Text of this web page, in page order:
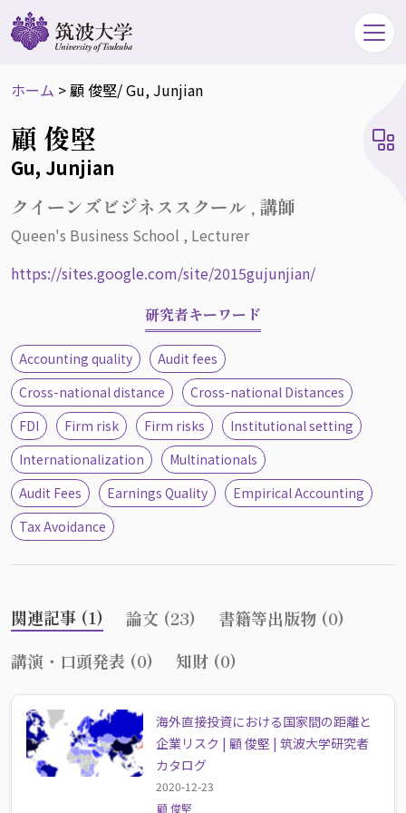
ホーム >顧 俊堅/ Gu, Junjian
顧 俊堅
Gu, Junjian
クイーンズビジネススクール , 講師
Queen's Business School , Lecturer
https://sites.google.com/site/2015gujunjian/
研究者キーワード
Accounting quality
Audit fees
Cross-national distance
Cross-national Distances
FDI
Firm risk Firm risks
Institutional setting
Internationalization
Multinationals
Audit Fees
Earnings Quality
Empirical Accounting
Tax Avoidance
関連記事 (1) 論文 (23)
書籍等出版物 (0)
講演・口頭発表 (0)
知財 (0)
海外直接投資における国家間の距離と
企業リスク | 顧 俊堅 | 筑波大学研究者
カタログ
2020-12-23
顧 俊堅